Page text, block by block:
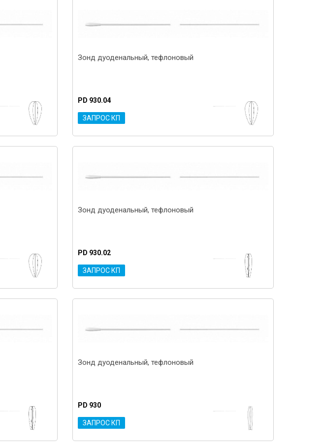
Зонд дуоденальный, тефлоновый
PD 930.04
ЗАПРОС КП
Зонд дуоденальный, тефлоновый
PD 930.02
ЗАПРОС КП
Зонд дуоденальный, тефлоновый
PD 930
ЗАПРОС КП